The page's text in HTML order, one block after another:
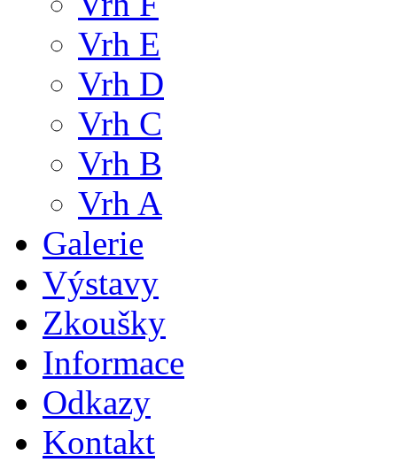
Vrh E
Vrh D
Vrh C
Vrh B
Vrh A
Galerie
Výstavy
Zkoušky
Informace
Odkazy
Kontakt